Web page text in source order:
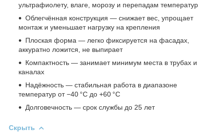
ультрафиолету, влаге, морозу и перепадам температур
Облегчённая конструкция — снижает вес, упрощает
монтаж и уменьшает нагрузку на крепления
Плоская форма — легко фиксируется на фасадах,
аккуратно ложится, не выпирает
Компактность — занимает минимум места в трубах и
каналах
Надёжность — стабильная работа в диапазоне
температур от −40 °C до +60 °C
Долговечность — срок службы до 25 лет
Скрыть